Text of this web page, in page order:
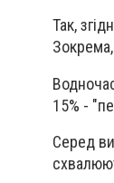
Так,
15% -
Серед